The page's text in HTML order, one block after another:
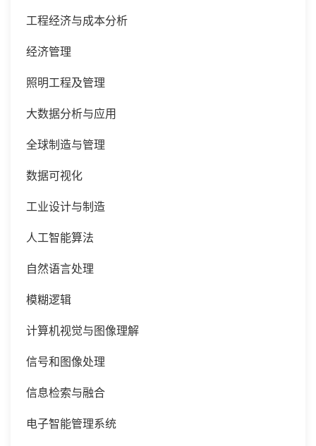
工程经济与成本分析
经济管理
照明工程及管理
大数据分析与应用
全球制造与管理
数据可视化
工业设计与制造
人工智能算法
自然语言处理
模糊逻辑
计算机视觉与图像理解
信号和图像处理
信息检索与融合
电子智能管理系统